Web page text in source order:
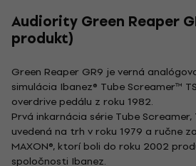
Audiority Green Reaper
produkt)
Green Reaper GR9 je verná
simulácia Ibanez® Tube Screamer™
overdrive pedálu z roku 1982.
Prvá inkarnácia série Tube
uvedená na trh v roku 1979 a ručne
MAXON®, ktorí boli do roku 2002
spoločnosti Ibanez.